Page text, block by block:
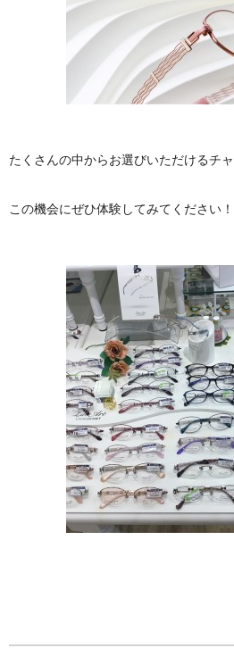
たくさんの中からお選びいただけるチ
この機会にぜひ体験してみてください！